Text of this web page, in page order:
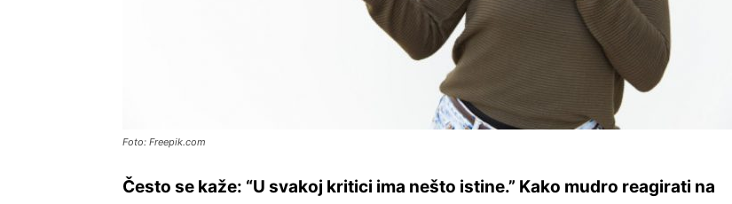
Foto: Freepik.com
Često se kaže: “U svakoj kritici ima nešto istine.” Kako mudro reagirati na